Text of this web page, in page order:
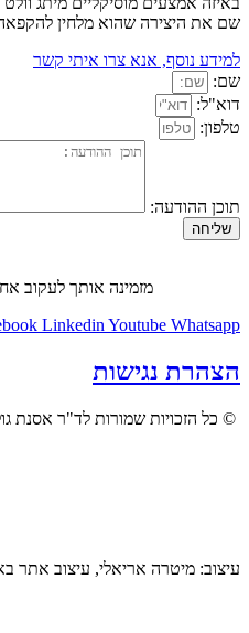
שם את היצירה שהוא מלחין
למידע נוסף, אנא צרו איתי קשר
שם:
דוא"ל:
טלפון:
תוכן ההודעה:
שליחה
מזמינה אותך לעקוב
Linkedin Youtube Whatsapp
הצהרת נגישות
© כל הזכויות שמורות לד"ר אסנת
עיצוב: מיטרה אריאלי, עיצוב אתר